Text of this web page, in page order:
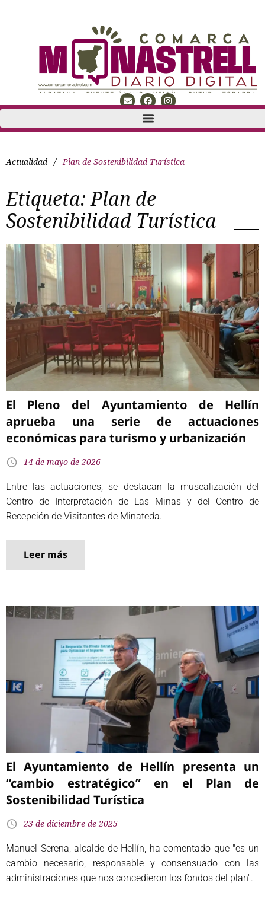
Actualidad / Plan de Sostenibilidad Turística
Etiqueta:Plan de
Sostenibilidad Turística
El Pleno del Ayuntamiento de Hellín
aprueba una serie de actuaciones
económicas para turismo y urbanización
14 de mayo de 2026
Entre las actuaciones, se destacan la musealización del
Centro de Interpretación de Las Minas y del Centro de
Recepción de Visitantes de Minateda.
Leer más
El Ayuntamiento de Hellín presenta un
“cambio estratégico” en el Plan de
Sostenibilidad Turística
23 de diciembre de 2025
Manuel Serena, alcalde de Hellín, ha comentado que "es un
cambio necesario, responsable y consensuado con las
administraciones que nos concedieron los fondos del plan".